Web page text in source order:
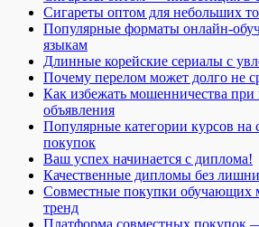
Сигареты оптом для небольших
Популярные форматы онлайн-
языкам
Длинные корейские сериалы с
Почему перелом может долго не
Как избежать мошенничества при
объявления
Популярные категории курсов на
покупок
Ваш успех начинается с диплома!
Качественные дипломы без
Совместные покупки обучающих
тренд
Платформа совместных покупок